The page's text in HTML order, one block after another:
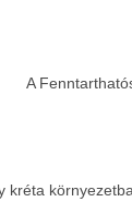
A
kréta